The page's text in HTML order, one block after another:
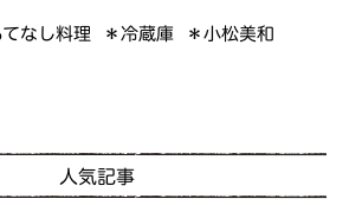
てなし料理 ＊冷蔵庫 ＊小松美和
人気記事